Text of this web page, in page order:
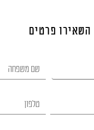
השאירו פרטים